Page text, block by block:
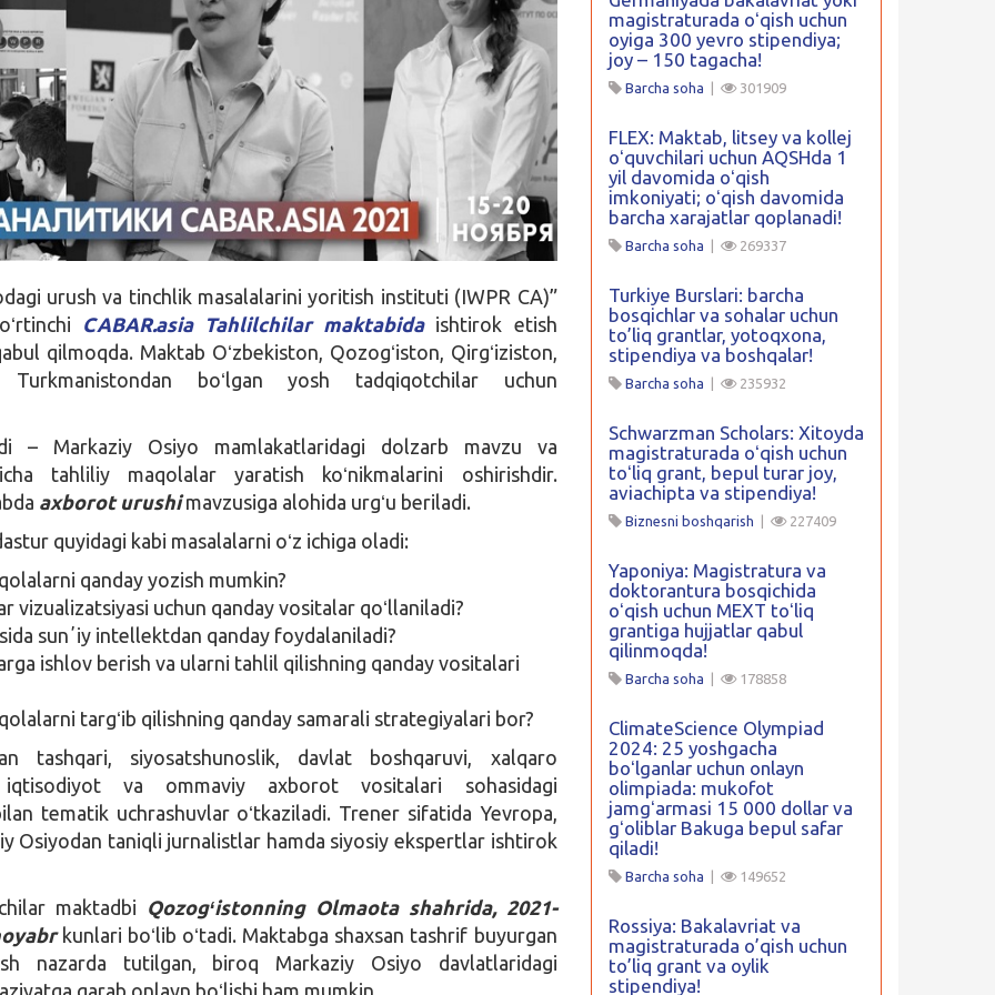
urush va tinchlik masalalarini yoritish instituti (IWPR CA)”
CABAR.asia Tahlilchilar maktabidaishtirok etish
qilmoqda. Maktab Oʻzbekiston, Qozogʻiston, Qirgʻiziston,
boʻlgan yosh tadqiqotchilar uchun
– Markaziy Osiyo mamlakatlaridagi dolzarb mavzu va
tahliliy maqolalar yaratish koʻnikmalarini oshirishdir.
axborot urushi mavzusiga alohida urgʻu beriladi.
quyidagi kabi masalalarni oʻz ichiga oladi:
qanday yozish mumkin?
vizualizatsiyasi uchun qanday vositalar qoʻllaniladi?
sunʼiy intellektdan qanday foydalaniladi?
ishlov berish va ularni tahlil qilishning qanday vositalari
targʻib qilishning qanday samarali strategiyalari bor?
tashqari, siyosatshunoslik, davlat boshqaruvi, xalqaro
iqtisodiyot va ommaviy axborot vositalari sohasidagi
tematik uchrashuvlar oʻtkaziladi. Trener sifatida Yevropa,
Osiyodan taniqli jurnalistlar hamda siyosiy ekspertlar ishtirok
maktadbi
Qozogʻistonning Olmaota shahrida, 2021-
kunlari boʻlib oʻtadi. Maktabga shaxsan tashrif buyurgan
nazarda tutilgan, biroq Markaziy Osiyo davlatlaridagi
qarab onlayn boʻlishi ham mumkin.
magistraturada oʻqish uchun
oyiga 300 yevro stipendiya;
joy – 150 tagacha!
Barcha soha 301909
FLEX: Maktab, litsey va kollej
oʻquvchilari uchun AQSHda 1
yil davomida oʻqish
imkoniyati; oʻqish davomida
barcha xarajatlar qoplanadi!
Barcha soha 269337
Turkiye Burslari: barcha
bosqichlar va sohalar uchun
to’liq grantlar, yotoqxona,
stipendiya va boshqalar!
Barcha soha 235932
Schwarzman Scholars: Xitoyda
magistraturada oʻqish uchun
toʻliq grant, bepul turar joy,
aviachipta va stipendiya!
Biznesni boshqarish 227409
Yaponiya: Magistratura va
doktorantura bosqichida
oʻqish uchun MEXT toʻliq
grantiga hujjatlar qabul
qilinmoqda!
Barcha soha 178858
ClimateScience Olympiad
2024: 25 yoshgacha
boʻlganlar uchun onlayn
olimpiada: mukofot
jamgʻarmasi 15 000 dollar va
gʻoliblar Bakuga bepul safar
qiladi!
Barcha soha 149652
Rossiya: Bakalavriat va
magistraturada o’qish uchun
to’liq grant va oylik
stipendiya!